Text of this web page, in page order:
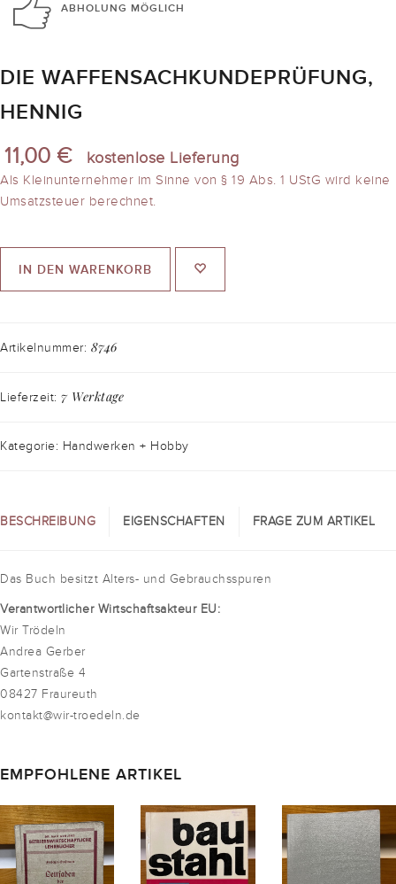
ABHOLUNG MÖGLICH
DIE WAFFENSACHKUNDEPRÜFUNG,
HENNIG
11,00 € kostenlose Lieferung
Als Kleinunternehmer im Sinne von § 19 Abs. 1 UStG wird keine
Umsatzsteuer berechnet.
IN DEN WARENKORB
Artikelnummer: 8746
Lieferzeit: 7 Werktage
Kategorie: Handwerken + Hobby
BESCHREIBUNG EIGENSCHAFTEN FRAGE ZUM ARTIKEL
Das Buch besitzt Alters- und Gebrauchsspuren
Verantwortlicher Wirtschaftsakteur EU:
Wir Trödeln
Andrea Gerber
Gartenstraße 4
08427 Fraureuth
kontakt@wir-troedeln.de
EMPFOHLENE ARTIKEL